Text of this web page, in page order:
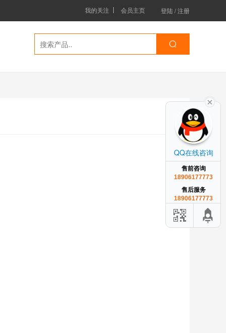
我的关注 会员主页 登陆/注册
QQ在线咨询
售前咨询
18906177773
售后服务
18906177773